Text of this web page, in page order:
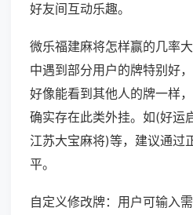
好友间互动乐趣。
微乐福建麻将怎样赢的几率
中遇到部分用户的牌特别好
好像能看到其他人的牌一样
确实存在此类外挂。如(好运
江苏大宝麻将)等，建议通过
平。
自定义修改牌：用户可输入